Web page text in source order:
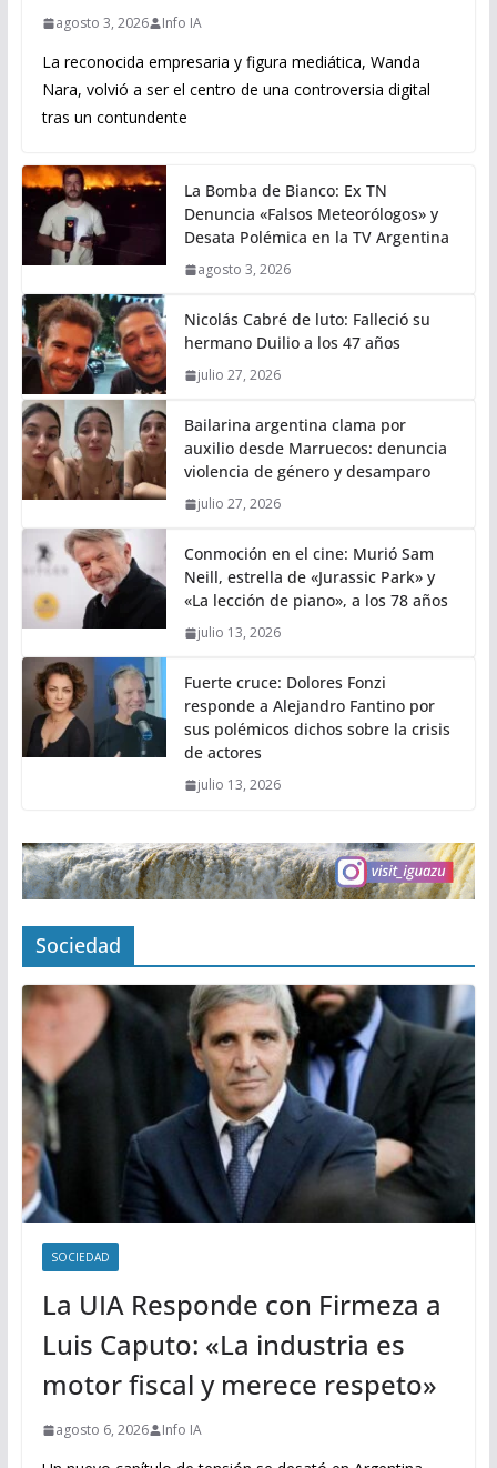
agosto 3, 2026 Info IA
La reconocida empresaria y figura mediática, Wanda
Nara, volvió a ser el centro de una controversia digital
tras un contundente
La Bomba de Bianco: Ex TN
Denuncia «Falsos Meteorólogos» y
Desata Polémica en la TV Argentina
agosto 3, 2026
Nicolás Cabré de luto: Falleció su
hermano Duilio a los 47 años
julio 27, 2026
Bailarina argentina clama por
auxilio desde Marruecos: denuncia
violencia de género y desamparo
julio 27, 2026
Conmoción en el cine: Murió Sam
Neill, estrella de «Jurassic Park» y
«La lección de piano», a los 78 años
julio 13, 2026
Fuerte cruce: Dolores Fonzi
responde a Alejandro Fantino por
sus polémicos dichos sobre la crisis
de actores
julio 13, 2026
Sociedad
SOCIEDAD
La UIA Responde con Firmeza a
Luis Caputo: «La industria es
motor fiscal y merece respeto»
agosto 6, 2026 Info IA